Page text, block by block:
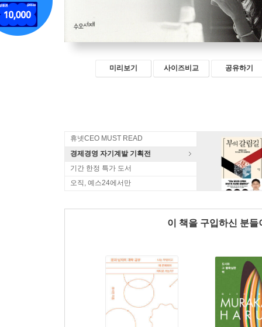
미리보기 사이즈비교 공유하기
휴넷CEO MUST READ
경제경영 자기계발 기획전
기간 한정 특가 도서
오직, 예스24에서만
이 책을 구입하신 분